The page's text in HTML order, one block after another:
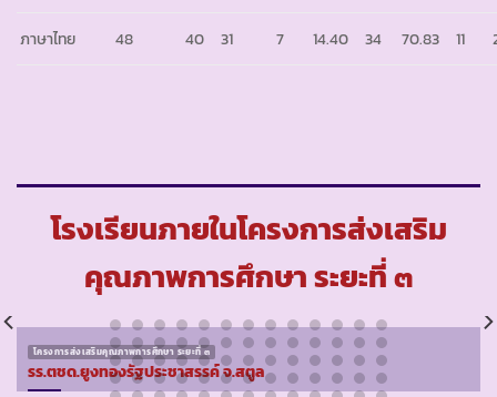
ภาษาไทย 48 40 31 7 14.40 34 70.83 11
โรงเรียนภายในโครงการส่งเสริม
คุณภาพการศึกษา ระยะที่ ๓
โครงการส่งเสริมคุณภาพการศึกษา ระยะที่ ๓
รร.ตชด.ยูงทองรัฐประชาสรรค์ จ.สตูล